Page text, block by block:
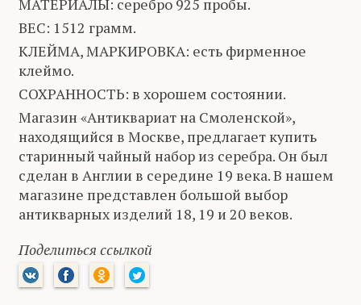
МАТЕРИАЛЫ: серебро 925 пробы.
ВЕС: 1512 грамм.
КЛЕЙМА, МАРКИРОВКА: есть фирменное
клеймо.
СОХРАННОСТЬ: в хорошем состоянии.
Магазин «Антиквариат на Смоленской»,
находящийся в Москве, предлагает купить
старинный чайный набор из серебра. Он был
сделан в Англии в середине 19 века. В нашем
магазине представлен большой выбор
антикварных изделий 18, 19 и 20 веков.
Поделиться ссылкой